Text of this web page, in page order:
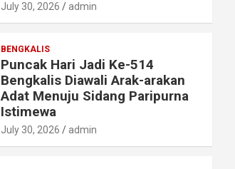
July 30, 2026 admin
BENGKALIS
Puncak Hari Jadi Ke-514
Bengkalis Diawali Arak-arakan
Adat Menuju Sidang Paripurna
Istimewa
July 30, 2026 admin